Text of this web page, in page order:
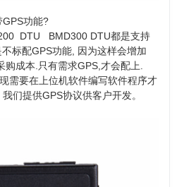
GPS功能?
DTU BMD300 DTU都是支持
标配GPS功能, 因为这样会增加
成本.只有需求GPS,才会配上.
需要在上位机软件编写软件程序才
们提供GPS协议供客户开发。